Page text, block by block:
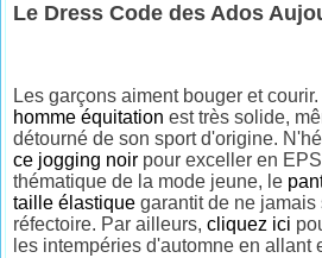
Le Dress Code des Ados
Les garçons aiment bouger et
homme équitation est très solide,
détourné de son sport d'origine.
ce jogging noir pour exceller en
thématique de la mode jeune, le
taille élastique garantit de ne jamais
réfectoire. Par ailleurs,cliquez ici
les intempéries d'automne en allant